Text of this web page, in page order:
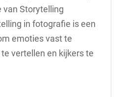
van Storytelling
in fotografie is een
emoties vast te
vertellen en kijkers te